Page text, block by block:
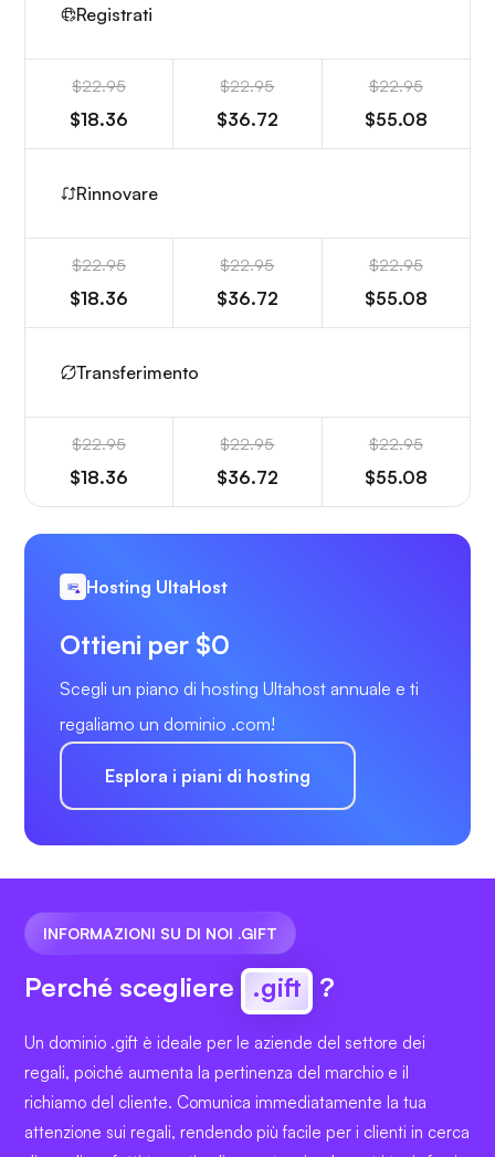
Registrati
$22.95
$18.36
$22.95
$36.72
$22.95
$55.08
Rinnovare
$22.95
$18.36
$22.95
$36.72
$22.95
$55.08
Transferimento
$22.95
$18.36
$22.95
$36.72
$22.95
$55.08
Hosting UltaHost
Ottieni per $0
Scegli un piano di hosting Ultahost annuale e ti
regaliamo un dominio .com!
Esplora i piani di hosting
INFORMAZIONI SU DI NOI .GIFT
Perché scegliere .gift ?
Un dominio .gift è ideale per le aziende del settore dei
regali, poiché aumenta la pertinenza del marchio e il
richiamo del cliente. Comunica immediatamente la tua
attenzione sui regali, rendendo più facile per i clienti in cerca